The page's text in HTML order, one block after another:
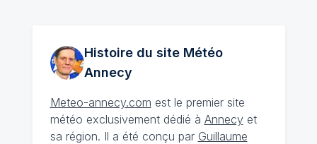
Histoire du site Météo
Annecy
Meteo-annecy.com est le premier site
météo exclusivement dédié à Annecyet
sa région. Il a été conçu par Guillaume